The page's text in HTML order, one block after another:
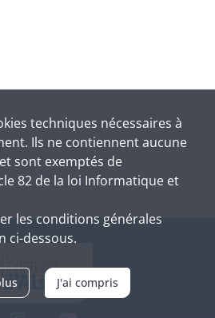
techniques nécessaires à
Ils ne contiennent aucune
sont exemptés de
82 de la loi Informatique et
les conditions générales
ci-dessous.
J'ai compris